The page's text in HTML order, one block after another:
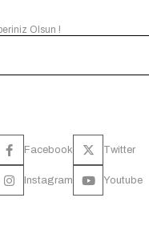
Olsun !
Facebook Twitter
Instagram Youtube